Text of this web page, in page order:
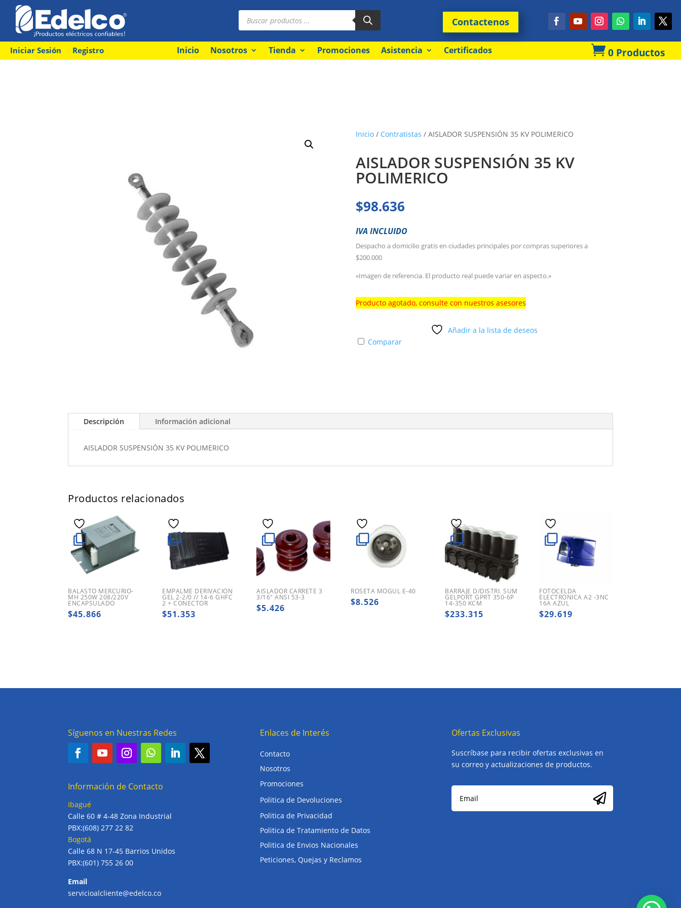
Búsqueda
productos Contactenos
Iniciar Sesión Registro Inicio Nosotros Tienda Promociones Asistencia Certificados  0 Productos
Inicio/ Contratistas / AISLADOR SUSPENSIÓN 35 KV POLIMERICO
AISLADOR SUSPENSIÓN 35 KV
POLIMERICO
$98.636
IVA INCLUIDO
Despacho a domicilio gratis en ciudades principales por compras superiores a
$200.000
«Imagen de referencia. El producto real puede variar en aspecto.»
Producto agotado, consulte con nuestros asesores
Añadir a la lista de deseos
Comparar
Descripción Información adicional
AISLADOR SUSPENSIÓN 35 KV POLIMERICO
Productos relacionados
BALASTO MERCURIO-
MH 250W 208/220V
ENCAPSULADO
$45.866
EMPALME DERIVACION
GEL 2-2/0 // 14-6 GHFC
2 + CONECTOR
$51.353
AISLADOR CARRETE 3
3/16″ ANSI 53-3
$5.426
ROSETA MOGUL E-40
$8.526
BARRAJE D/DISTRI. SUM
GELPORT GPRT 350-6P
14-350 KCM
$233.315
FOTOCELDA
ELECTRONICA A2 -3NC
16A AZUL
$29.619
Síguenos en Nuestras Redes
Información de Contacto
Ibagué
Calle 60 # 4-48 Zona Industrial
PBX:(608) 277 22 82
Bogotá
Calle 68 N 17-45 Barrios Unidos
PBX:(601) 755 26 00
Email
servicioalcliente@edelco.co
Enlaces de Interés
Contacto
Nosotros
Promociones
Politica de Devoluciones
Politica de Privacidad
Politica de Tratamiento de Datos
Politica de Envios Nacionales
Peticiones, Quejas y Reclamos
Ofertas Exclusivas
Suscríbase para recibir ofertas exclusivas en
su correo y actualizaciones de productos.